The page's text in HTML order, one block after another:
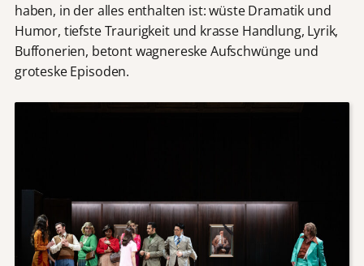
haben, in der alles enthalten ist: wüste Dramatik und
Humor, tiefste Traurigkeit und krasse Handlung, Lyrik,
Buffonerien, betont wagnereske Aufschwünge und
groteske Episoden.